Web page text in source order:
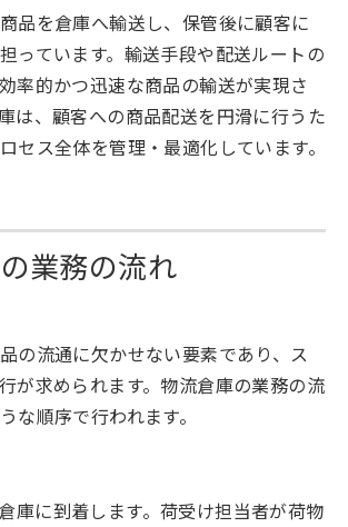
品を倉庫へ輸送し、保管後に顧客に
っています。輸送手段や配送ルートの
率的かつ迅速な商品の輸送が実現さ
は、顧客への商品配送を円滑に行うた
セス全体を管理・最適化しています。
業務の流れ
の流通に欠かせない要素であり、ス
が求められます。物流倉庫の業務の流
な順序で行われます。
庫に到着します。荷受け担当者が荷物